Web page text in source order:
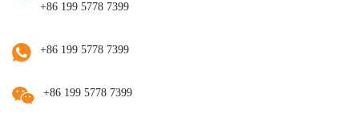
+86 199 5778 7399
+86 199 5778 7399
+86 199 5778 7399